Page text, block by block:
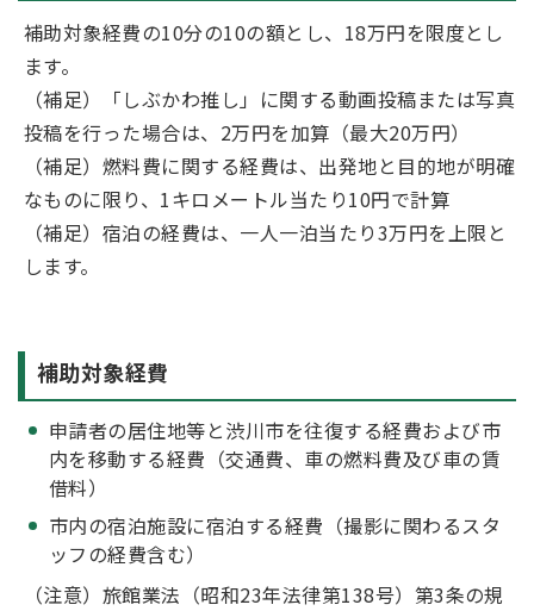
補助対象経費の10分の10の額とし、18万円を限度とし
ます。
（補足）「しぶかわ推し」に関する動画投稿または写真
投稿を行った場合は、2万円を加算（最大20万円）
（補足）燃料費に関する経費は、出発地と目的地が明確
なものに限り、1キロメートル当たり10円で計算
（補足）宿泊の経費は、一人一泊当たり3万円を上限と
します。
補助対象経費
申請者の居住地等と渋川市を往復する経費および市
内を移動する経費（交通費、車の燃料費及び車の賃
借料）
市内の宿泊施設に宿泊する経費（撮影に関わるスタ
ッフの経費含む）
（注意）旅館業法（昭和23年法律第138号）第3条の規